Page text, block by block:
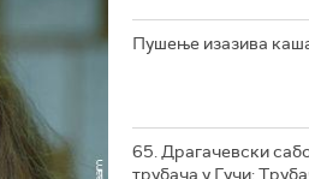
Пушење изазива
65. Драгачевски
трубача у Гучи: